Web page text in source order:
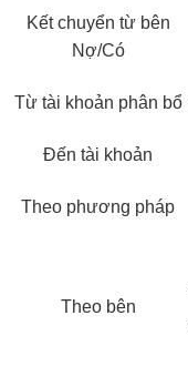
Kết chuyển từ bên
Nợ/Có
Từ tài khoản phân bổ
Đến tài khoản
Theo phương pháp
Theo bên